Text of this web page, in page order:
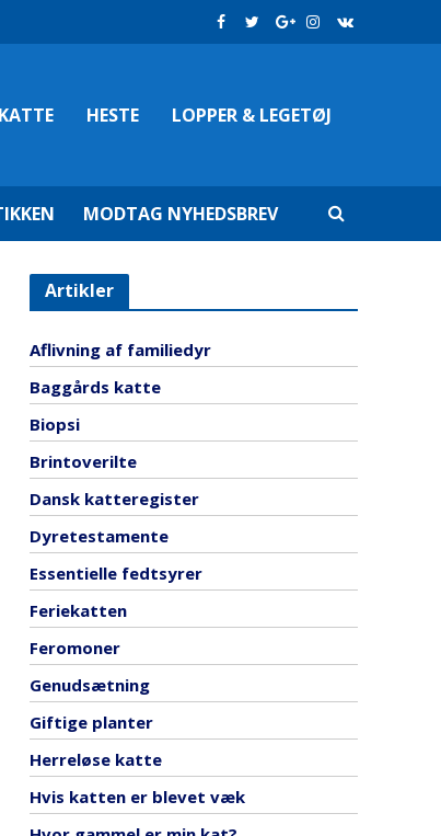
KATTE HESTE LOPPER & LEGETØJ
MODTAG NYHEDSBREV
Artikler
Aflivning af familiedyr
Baggårds katte
Biopsi
Brintoverilte
Dansk katteregister
Dyretestamente
Essentielle fedtsyrer
Feriekatten
Feromoner
Genudsætning
Giftige planter
Herreløse katte
Hvis katten er blevet væk